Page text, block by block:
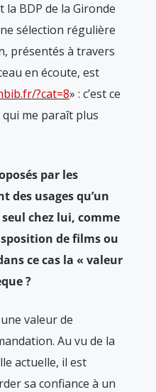
la BDP de la Gironde
sélection régulière
présentés à travers
en écoute, est
?cat=8» : c’est ce
me paraît plus
par les
des usages qu’un
chez lui, comme
de films ou
ce cas la « valeur
?
valeur de
Au vu de la
actuelle, il est
sa confiance à un